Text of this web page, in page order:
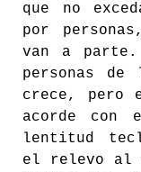
que no
por
van a parte.
personas
crece, pero
acorde con
lentitud
el relevo al